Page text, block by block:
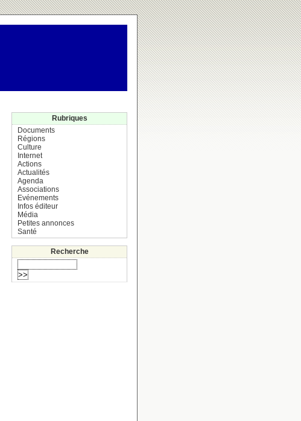
Rubriques
Documents
Régions
Culture
Internet
Actions
Actualités
Agenda
Associations
Evénements
Infos éditeur
Média
Petites annonces
Santé
Recherche